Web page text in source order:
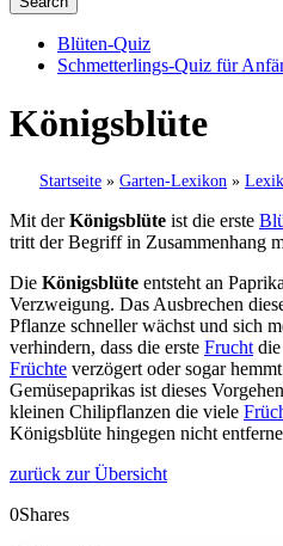
Blüten-Quiz
Schmetterlings-Quiz für
Königsblüte
Startseite » Garten-Lexikon »
Mit derKönigsblüte ist die erste
tritt der Begriff in Zusammenhang
Die Königsblüte entsteht an
Verzweigung. Das Ausbrechen
Pflanze schneller wächst und sich
verhindern, dass die erste Frucht
Früchte verzögert oder sogar
Gemüsepaprikas ist dieses
kleinen Chilipflanzen die viele
Königsblüte hingegen nicht
zurück zur Übersicht
0Shares